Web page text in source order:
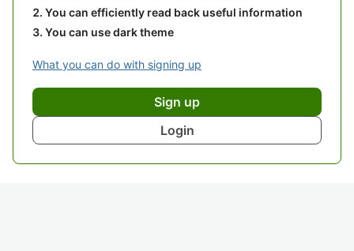
You can efficiently read back useful information
You can use dark theme
What you can do with signing up
Sign up
Login